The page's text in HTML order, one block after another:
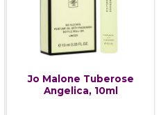
Jo Malone Tuberose
Angelica, 10ml